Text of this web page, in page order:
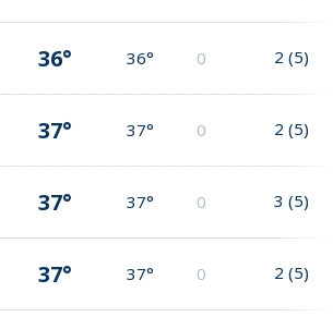
36° 36° 0 2 (5)
37° 37° 0 2 (5)
37° 37° 0 3 (5)
37° 37° 0 2 (5)